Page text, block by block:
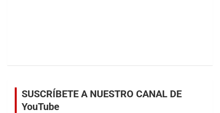
SUSCRÍBETE A NUESTRO CANAL DE
YouTube